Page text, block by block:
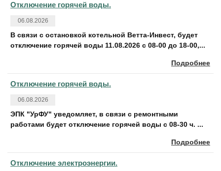
Отключение горячей воды.
06.08.2026
В связи с остановкой котельной Ветта-Инвест, будет
отключение горячей воды 11.08.2026 с 08-00 до 18-00,...
Подробнее
Отключение горячей воды.
06.08.2026
ЭПК "УрФУ" уведомляет, в связи с ремонтными
работами будет отключение горячей воды с 08-30 ч. ...
Подробнее
Отключение электроэнергии.